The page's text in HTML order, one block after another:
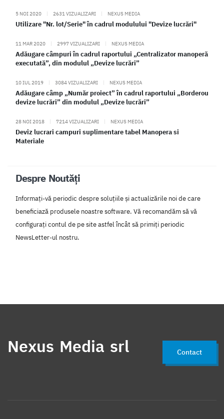
5 NOI 2020 | 2631 VIZUALIZARI | NEXUS MEDIA
Utilizare "Nr. lot/Serie" în cadrul modulului "Devize lucrări"
11 MAR 2020 | 2997 VIZUALIZARI | NEXUS MEDIA
Adăugare câmpuri în cadrul raportului „Centralizator manoperă
executată”, din modulul „Devize lucrări”
10 IUL 2019 | 3084 VIZUALIZARI | NEXUS MEDIA
Adăugare câmp „Număr proiect” în cadrul raportului „Borderou
devize lucrări” din modulul „Devize lucrări”
28 NOI 2018 | 7214 VIZUALIZARI | NEXUS MEDIA
Deviz lucrari campuri suplimentare tabel Manopera si
Materiale
Despre Noutăți
Informați-vă periodic despre soluțiile și actualizările noi de care
beneficiază produsele noastre software. Vă recomandăm să vă
configurați contul de pe site astfel încât să primiți periodic
NewsLetter-ul nostru.
Nexus Media srl Contact